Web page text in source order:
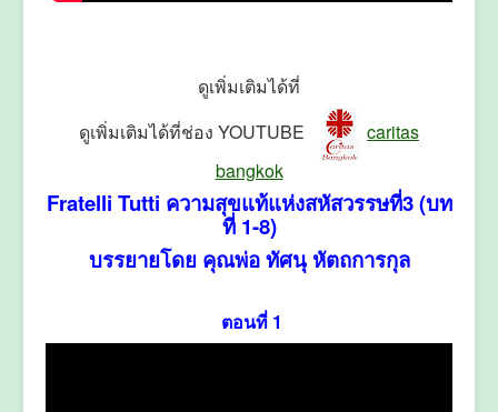
ดูเพิ่มเติมได้ที่
ดูเพิ่มเติมได้ที่ช่อง YOUTUBE
caritas
bangkok
Fratelli Tutti ความสุขแท้แห่งสหัสวรรษที่3 (บท
ที่ 1-8)
บรรยายโดย คุณพ่อ ทัศนุ หัตถการกุล
ตอนที่ 1